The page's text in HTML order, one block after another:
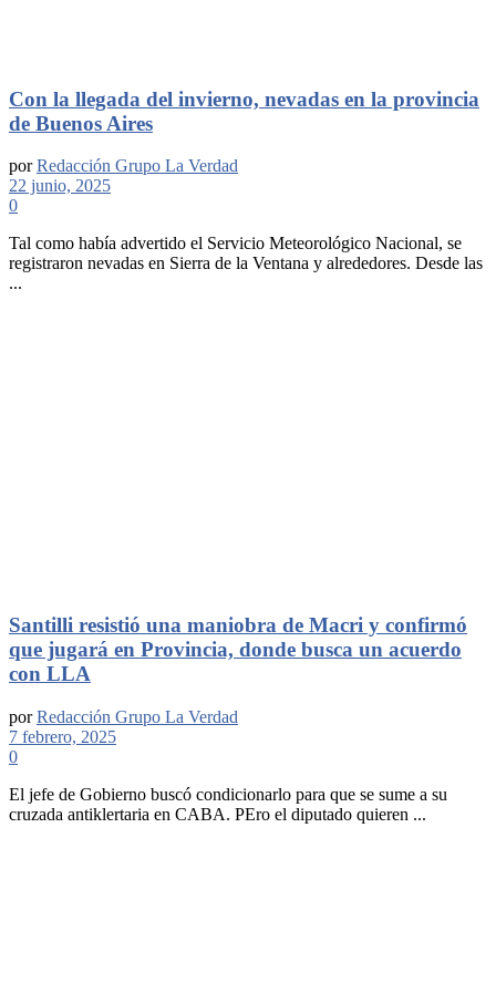
Con la llegada del invierno, nevadas en la provincia
de Buenos Aires
por Redacción Grupo La Verdad
22 junio, 2025
0
Tal como había advertido el Servicio Meteorológico Nacional, se
registraron nevadas en Sierra de la Ventana y alrededores. Desde las
...
Santilli resistió una maniobra de Macri y confirmó
que jugará en Provincia, donde busca un acuerdo
con LLA
por Redacción Grupo La Verdad
7 febrero, 2025
0
El jefe de Gobierno buscó condicionarlo para que se sume a su
cruzada antiklertaria en CABA. PEro el diputado quieren ...